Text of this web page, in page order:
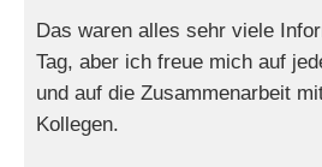
Das waren alles sehr viele
Tag, aber ich freue mich auf
und auf die Zusammenarbeit
Kollegen.